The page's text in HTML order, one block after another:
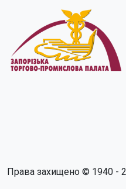
Права захищено © 1940 -